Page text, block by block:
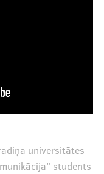
universitātes
students